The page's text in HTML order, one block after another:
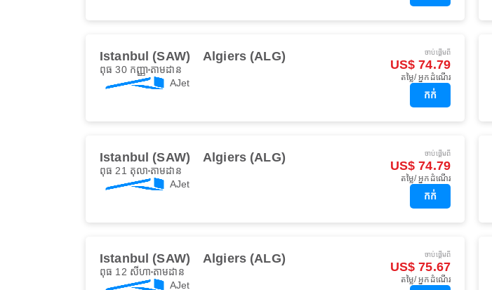
Istanbul (SAW) Algiers (ALG)
ពុធ 30 កញ្ញា តាមដាន
AJet
ចាប់ផ្ដើមពី
US$ 74.79
តម្លៃ/ អ្នកដំណើរ
កក់
Istanbul (SAW) Algiers (ALG)
ពុធ 21 តុលា តាមដាន
AJet
ចាប់ផ្ដើមពី
US$ 74.79
តម្លៃ/ អ្នកដំណើរ
កក់
Istanbul (SAW) Algiers (ALG)
ពុធ 12 សីហា តាមដាន
AJet
ចាប់ផ្ដើមពី
US$ 75.67
តម្លៃ/ អ្នកដំណើរ